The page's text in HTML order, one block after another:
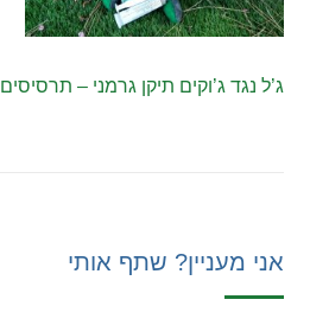
ג’ל נגד ג’וקים תיקן גרמני – תרסיסים
אני מעניין? שתף אותי